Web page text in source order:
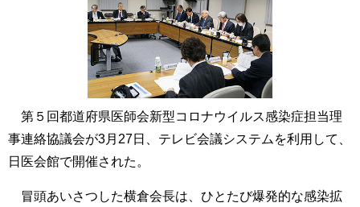
第５回都道府県医師会新型コロナウイルス感染症担当理
事連絡協議会が3月27日、テレビ会議システムを利用して、
日医会館で開催された。
冒頭あいさつした横倉会長は、ひとたび爆発的な感染拡